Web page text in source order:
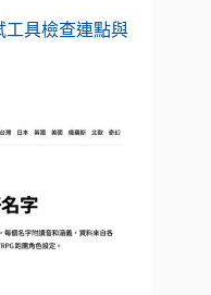
工具檢查連點與